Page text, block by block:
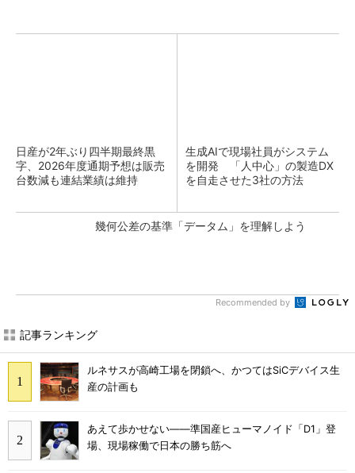
日産が2年ぶり四半期最終黒
字、2026年度通期予想は販売
台数減も連結業績は維持
生成AIで現場社員がシステム
を開発 「人中心」の製造DX
を自走させた3社の方法
幾何公差の基準「データム」を理解しよう
Recommended by
記事ランキング
ルネサスが高崎工場を閉鎖へ、かつてはSiCデバイス生
産の計画も
あえて歩かせない――準国産ヒューマノイド「D1」登
場、現場稼働で日本の勝ち筋へ